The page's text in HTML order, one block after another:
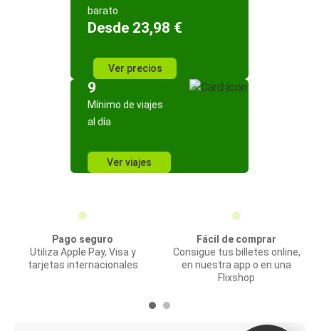
barato
Desde 23,98 €
Ver precios
9
Mínimo de viajes
al día
Ver viajes
Pago seguro
Utiliza Apple Pay, Visa y
tarjetas internacionales
Fácil de comprar
Consigue tus billetes online,
en nuestra app o en una
Flixshop